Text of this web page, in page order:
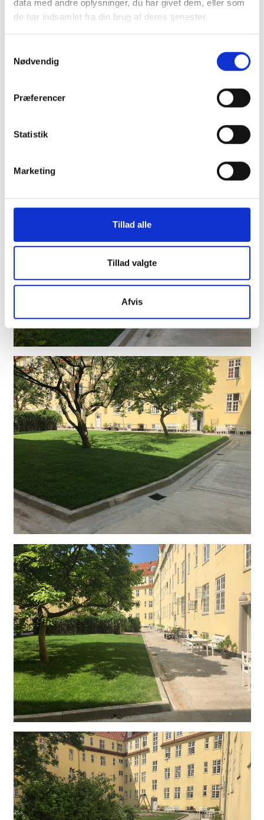
data med andre oplysninger, du har givet dem, eller som
de har indsamlet fra din brug af deres tjenester.
Nødvendig
Præferencer
Statistik
Marketing
Tillad alle
Tillad valgte
Afvis